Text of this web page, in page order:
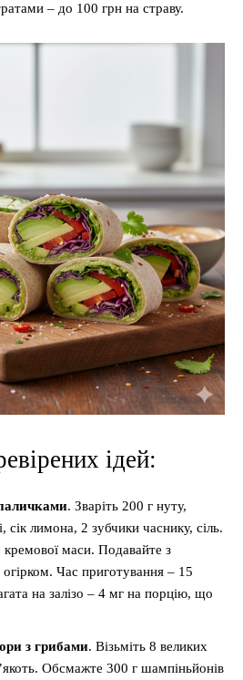
– до 100 грн на страву.
ідей:
. Зваріть 200 г нуту,
сік лимона, 2 зубчики часнику, сіль.
маси. Подавайте з
Час приготування – 15
на залізо – 4 мг на порцію, що
з грибами. Візьміть 8 великих
Обсмажте 300 г шампіньйонів